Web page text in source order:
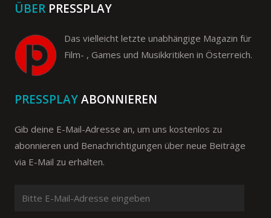
ÜBER PRESSPLAY
Das vielleicht letzte unabhängige Magazin für
Film- , Games und Musikkritiken in Österreich.
PRESSPLAYABONNIEREN
Gib deine E-Mail-Adresse an, um uns kostenlos zu
abonnieren und Benachrichtigungen über neue Beiträge
via E-Mail zu erhalten.